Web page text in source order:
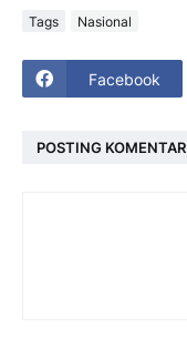
Tags Nasional
Facebook
POSTING KOMENTAR